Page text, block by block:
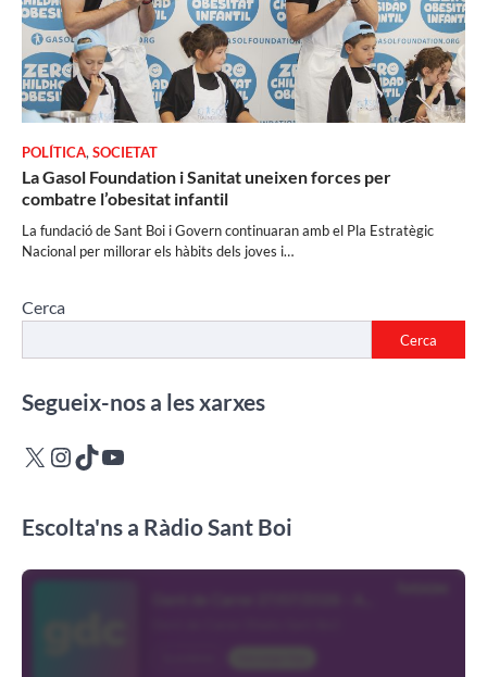
POLÍTICA, SOCIETAT
La Gasol Foundation i Sanitat uneixen forces per
combatre l’obesitat infantil
La fundació de Sant Boi i Govern continuaran amb el Pla Estratègic
Nacional per millorar els hàbits dels joves i…
Cerca
Cerca
Segueix-nos a les xarxes
X Instagram
TikTokYouTube
Escolta'ns a Ràdio Sant Boi